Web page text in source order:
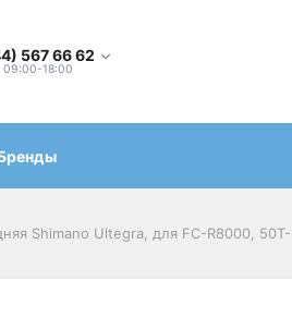
567 66 62
18:00
Shimano Ultegra, для FC-R8000,